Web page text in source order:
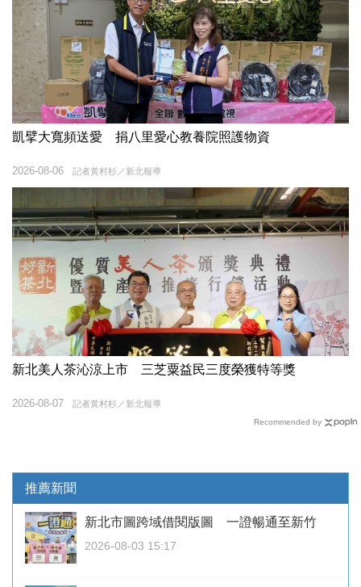
凱擘大寬頻送愛 捐八里愛心教養院照護物資
記者黃村杉／新北報導
2026-08-06
新北美人茶沁涼上市 三芝粟益民三度榮獲特等獎
記者黃村杉／新北報導
2026-08-07
Recommended by
推薦新聞
新北市圖跨域借閱版圖 一證暢通至新竹
2026-08-03 15:17